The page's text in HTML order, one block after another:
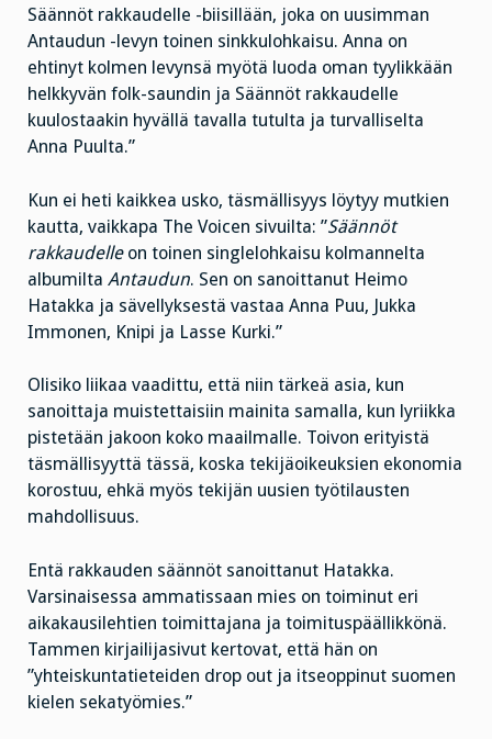
Säännöt rakkaudelle -biisillään, joka on uusimman
Antaudun -levyn toinen sinkkulohkaisu. Anna on
ehtinyt kolmen levynsä myötä luoda oman tyylikkään
helkkyvän folk-saundin ja Säännöt rakkaudelle
kuulostaakin hyvällä tavalla tutulta ja turvalliselta
Anna Puulta.”
Kun ei heti kaikkea usko, täsmällisyys löytyy mutkien
kautta, vaikkapa The Voicen sivuilta: ”Säännöt
rakkaudelle on toinen singlelohkaisu kolmannelta
albumilta Antaudun. Sen on sanoittanut Heimo
Hatakka ja sävellyksestä vastaa Anna Puu, Jukka
Immonen, Knipi ja Lasse Kurki.”
Olisiko liikaa vaadittu, että niin tärkeä asia, kun
sanoittaja muistettaisiin mainita samalla, kun lyriikka
pistetään jakoon koko maailmalle. Toivon erityistä
täsmällisyyttä tässä, koska tekijäoikeuksien ekonomia
korostuu, ehkä myös tekijän uusien työtilausten
mahdollisuus.
Entä rakkauden säännöt sanoittanut Hatakka.
Varsinaisessa ammatissaan mies on toiminut eri
aikakausilehtien toimittajana ja toimituspäällikkönä.
Tammen kirjailijasivut kertovat, että hän on
”yhteiskuntatieteiden drop out ja itseoppinut suomen
kielen sekatyömies.”